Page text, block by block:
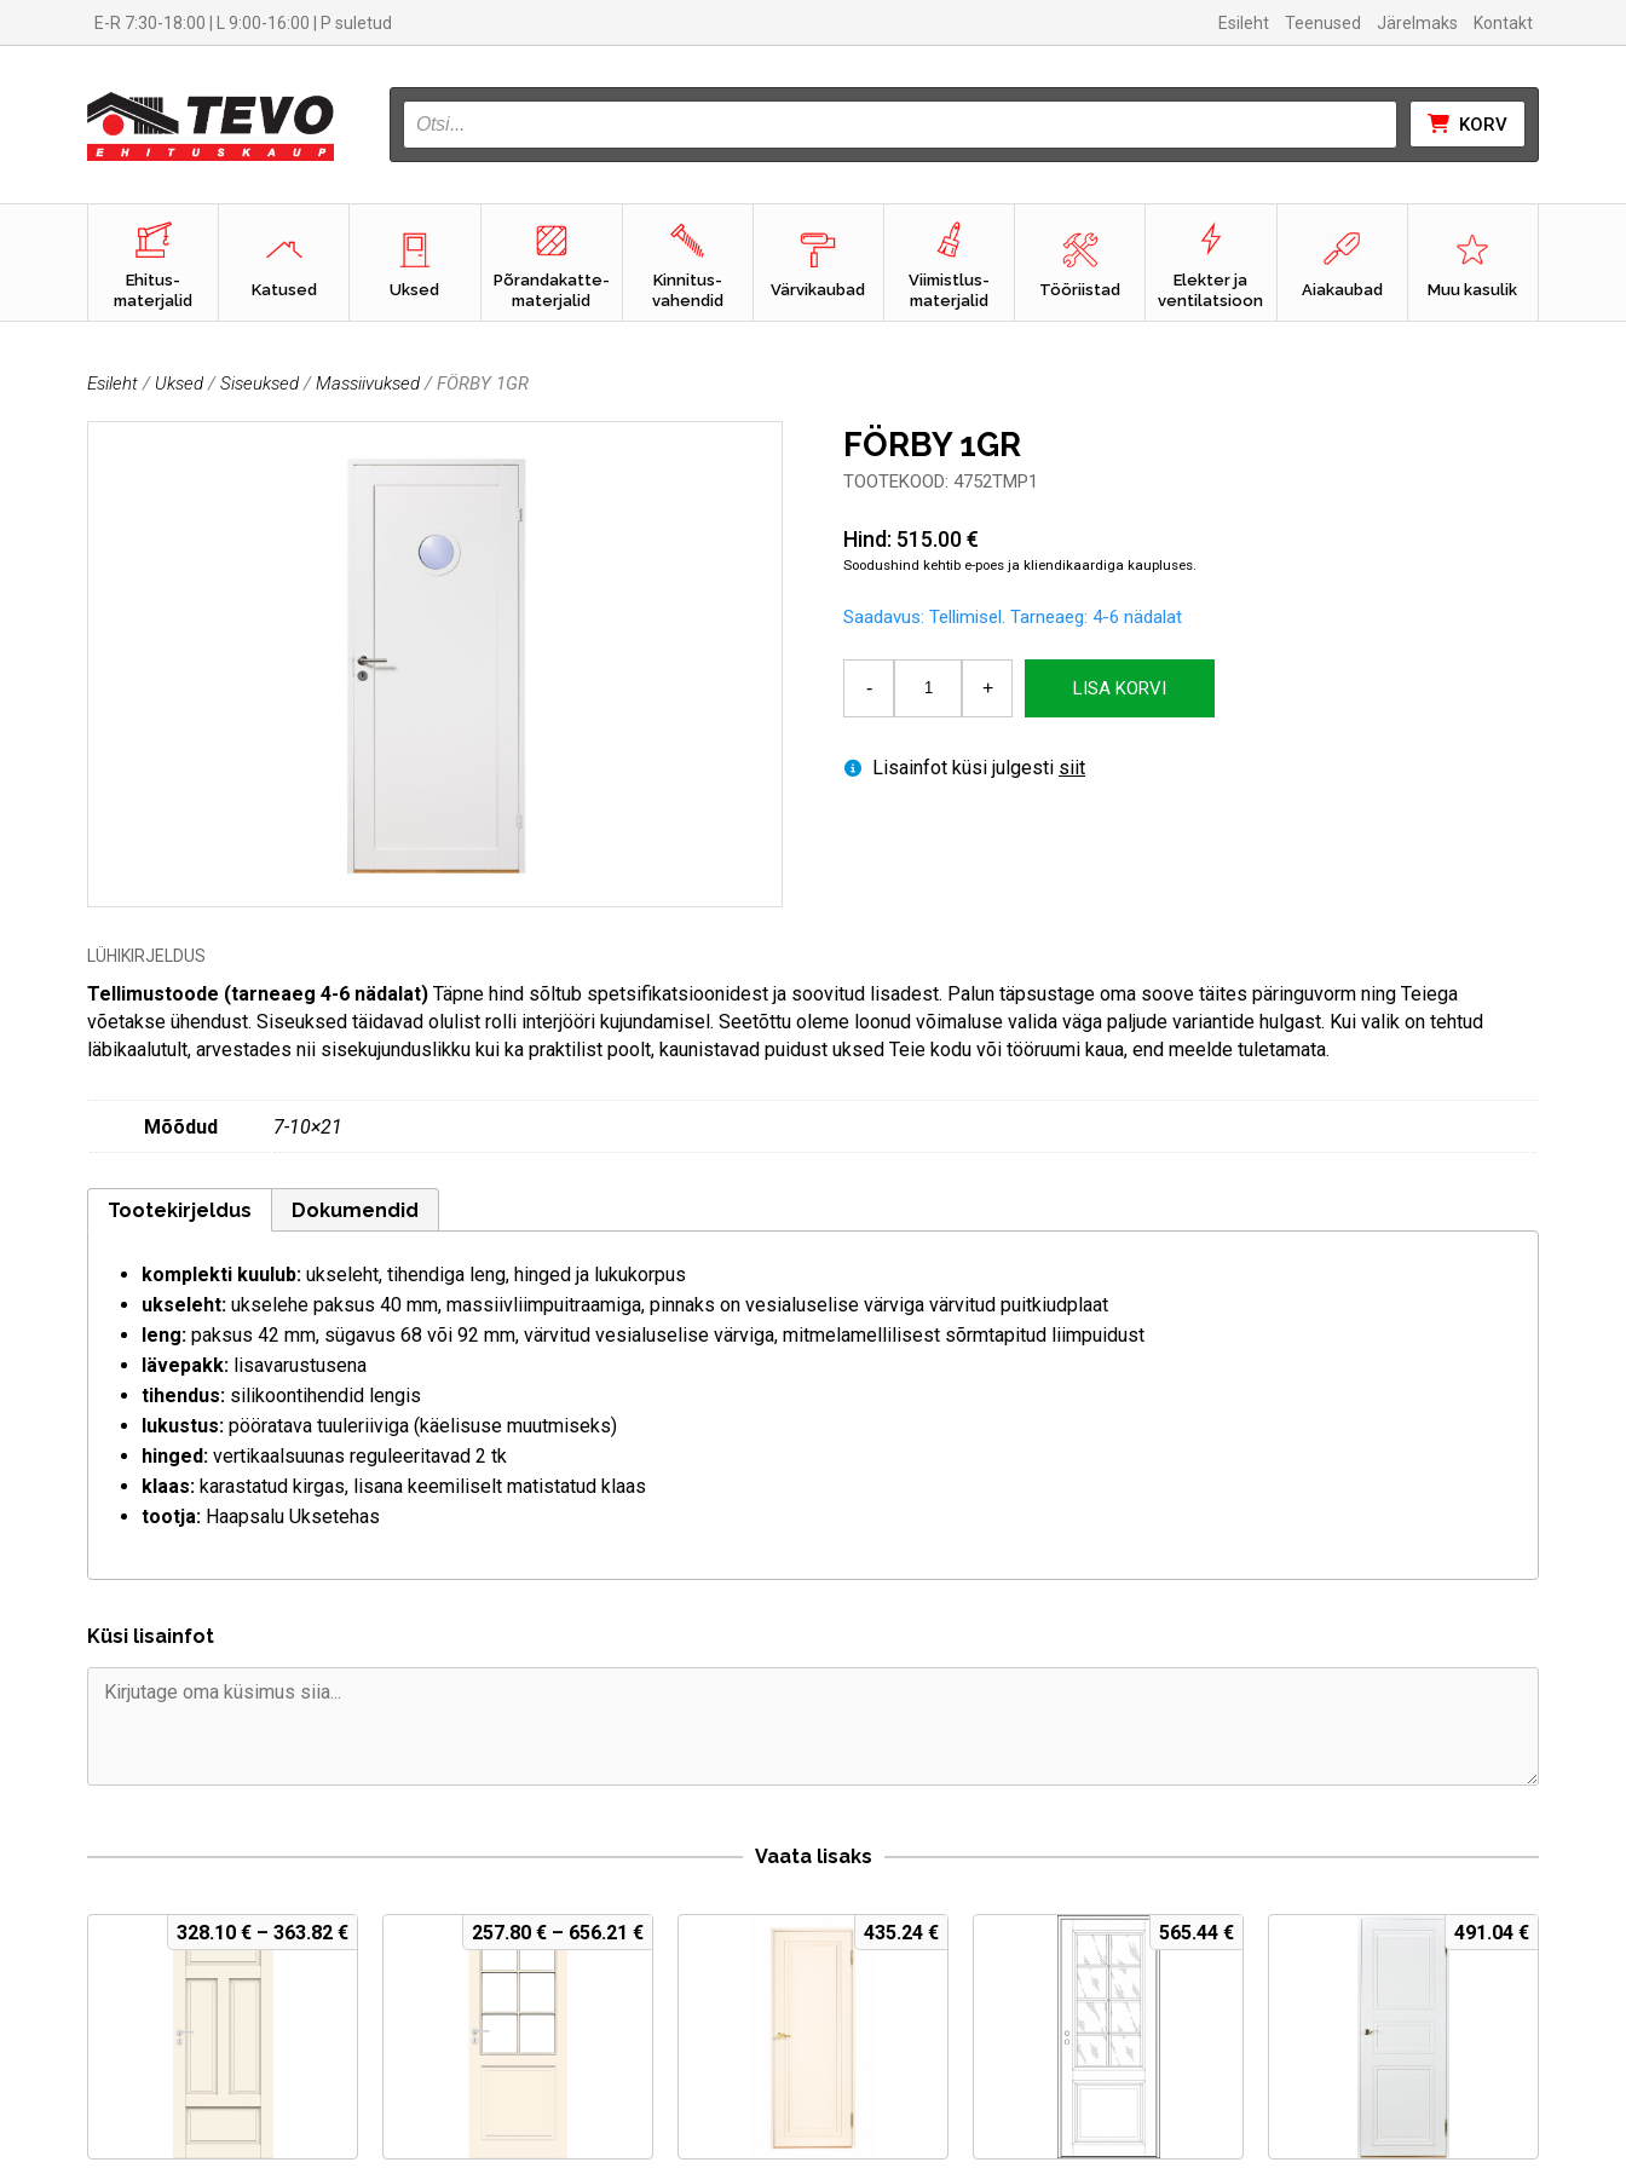
E-R 7:30-18:00 | L 9:00-16:00 | P suletud Esileht Teenused Järelmaks Kontakt
PRODUCTS
SEARCH
KORV
Ehitus-
materjalid
Katused Uksed
Põrandakatte-
materjalid
Kinnitus-
vahendid
Värvikaubad
Viimistlus-
materjalid
Tööriistad
Elekter ja
ventilatsioon
Aiakaubad Muu kasulik
Esileht/ Uksed/Siseuksed/Massiivuksed/ FÖRBY 1GR
FÖRBY 1GR
TOOTEKOOD: 4752TMP1
Hind: 515.00€
Saadavus: Tellimisel. Tarneaeg: 4-6 nädalat
-
1GR
+ LISA KORVI
Lisainfot küsi julgesti siit
LÜHIKIRJELDUS
Tellimustoode (tarneaeg 4-6 nädalat) Täpne hind sõltub spetsifikatsioonidest ja soovitud lisadest. Palun täpsustage oma soove täites päringuvorm ning Teiega
võetakse ühendust. Siseuksed täidavad olulist rolli interjööri kujundamisel. Seetõttu oleme loonud võimaluse valida väga paljude variantide hulgast. Kui valik on tehtud
läbikaalutult, arvestades nii sisekujunduslikku kui ka praktilist poolt, kaunistavad puidust uksed Teie kodu või tööruumi kaua, end meelde tuletamata.
Mõõdud 7-10×21
Tootekirjeldus Dokumendid
komplekti kuulub: ukseleht, tihendiga leng, hinged ja lukukorpus
ukseleht: ukselehe paksus 40 mm, massiivliimpuitraamiga, pinnaks on vesialuselise värviga värvitud puitkiudplaat
leng: paksus 42 mm, sügavus 68 või 92 mm, värvitud vesialuselise värviga, mitmelamellilisest sõrmtapitud liimpuidust
lävepakk: lisavarustusena
tihendus: silikoontihendid lengis
lukustus: pööratava tuuleriiviga (käelisuse muutmiseks)
hinged: vertikaalsuunas reguleeritavad 2 tk
klaas: karastatud kirgas, lisana keemiliselt matistatud klaas
tootja: Haapsalu Uksetehas
Küsi lisainfot
Vaata lisaks
328.10 € – 363.82 € 257.80 € – 656.21 € 435.24 € 565.44 € 491.04 €